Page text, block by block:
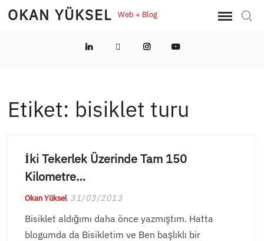
SkipOKAN YÜKSEL Web + Blog
LinkedInTwitterInstagramYouTube
Etiket: bisiklet turu
İki Tekerlek Üzerinde Tam 150
Kilometre…
Okan Yüksel 31/03/2013
Bisiklet aldığımı daha önce yazmıştım. Hatta
blogumda da Bisikletim ve Ben başlıklı bir